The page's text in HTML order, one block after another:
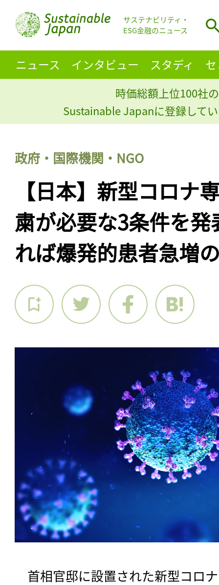
サステナビリティ・
ESG金融のニュース
ニュース インタビュー スタディ
時価総額上位100社
Sustainable Japanに登録して
政府・国際機関・NGO
【日本】新型コロナ
粛が必要な3条件を
れば爆発的患者急増
首相官邸に設置された新型コロ